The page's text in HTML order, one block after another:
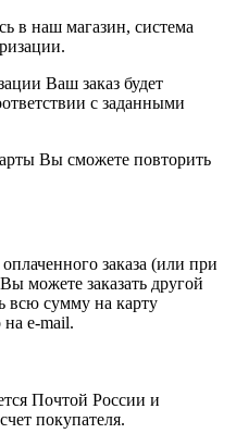
в наш магазин, система
Ваш заказ будет
с заданными
Вы сможете повторить
заказа (или при
можете заказать другой
всю сумму на карту
на e-mail.
Почтой России и
покупателя.